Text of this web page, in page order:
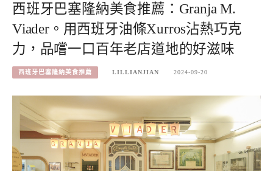
西班牙巴塞隆納美食推薦：Granja M.
Viader。用西班牙油條Xurros沾熱巧克
力，品嚐一口百年老店道地的好滋味
西班牙巴塞隆納美食推薦 LILLIANJIAN 2024-09-20